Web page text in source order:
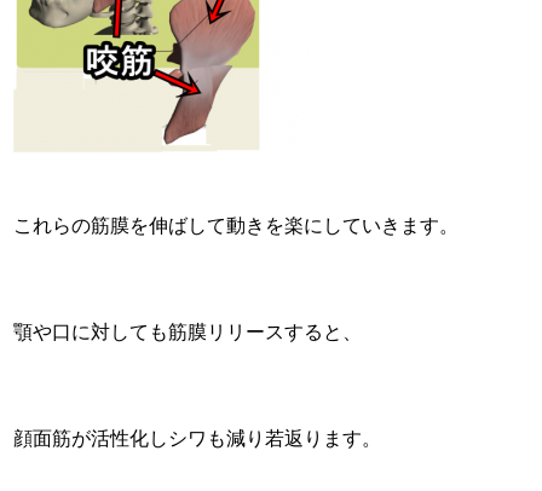
これらの筋膜を伸ばして動きを楽にしていきます。
顎や口に対しても筋膜リリースすると、
顔面筋が活性化しシワも減り若返ります。